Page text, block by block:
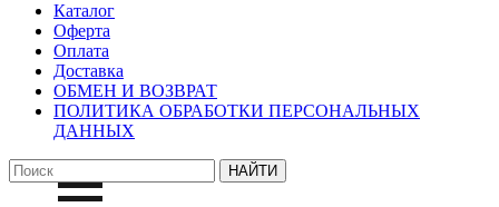
Каталог
Оферта
Оплата
Доставка
ОБМЕН И ВОЗВРАТ
ПОЛИТИКА ОБРАБОТКИ ПЕРСОНАЛЬНЫХ
ДАННЫХ